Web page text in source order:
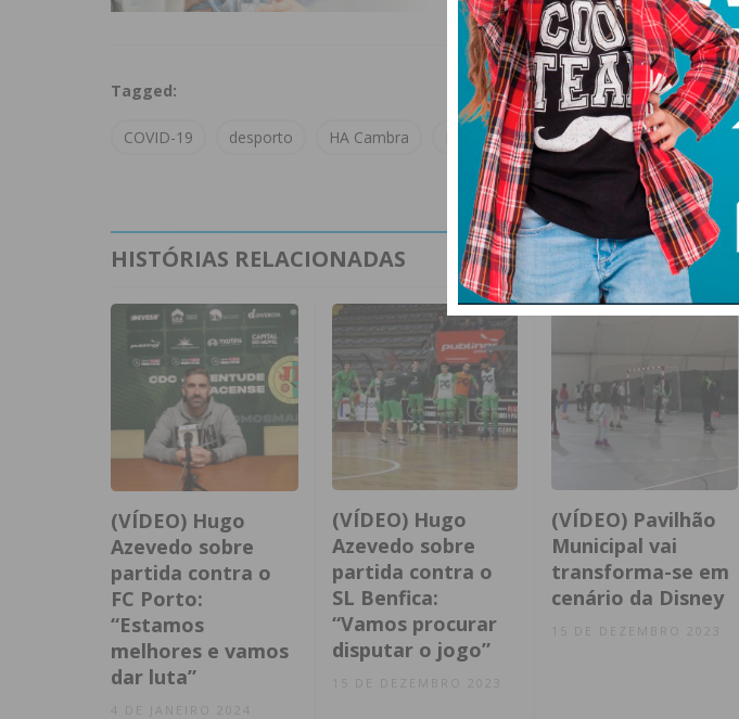
Tagged:
COVID-19 desporto HA Cambra Hóquei em Patins juventude pacense
HISTÓRIAS RELACIONADAS
(VÍDEO) Hugo
Azevedo sobre
partida contra o
FC Porto:
“Estamos
melhores e vamos
dar luta”
4 DE JANEIRO 2024
(VÍDEO) Hugo
Azevedo sobre
partida contra o
SL Benfica:
“Vamos procurar
disputar o jogo”
(VÍDEO) Pavilhão
Municipal vai
transforma-se em
cenário da Disney